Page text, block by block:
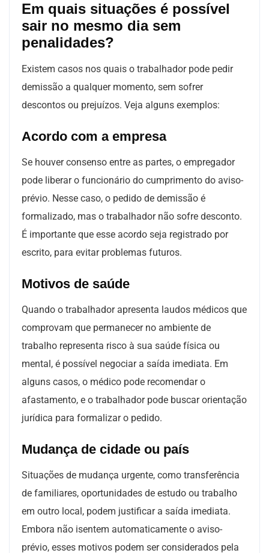
Em quais situações é possível
sair no mesmo dia sem
penalidades?
Existem casos nos quais o trabalhador pode pedir
demissão a qualquer momento, sem sofrer
descontos ou prejuízos. Veja alguns exemplos:
Acordo com a empresa
Se houver consenso entre as partes, o empregador
pode liberar o funcionário do cumprimento do aviso-
prévio. Nesse caso, o pedido de demissão é
formalizado, mas o trabalhador não sofre desconto.
É importante que esse acordo seja registrado por
escrito, para evitar problemas futuros.
Motivos de saúde
Quando o trabalhador apresenta laudos médicos que
comprovam que permanecer no ambiente de
trabalho representa risco à sua saúde física ou
mental, é possível negociar a saída imediata. Em
alguns casos, o médico pode recomendar o
afastamento, e o trabalhador pode buscar orientação
jurídica para formalizar o pedido.
Mudança de cidade ou país
Situações de mudança urgente, como transferência
de familiares, oportunidades de estudo ou trabalho
em outro local, podem justificar a saída imediata.
Embora não isentem automaticamente o aviso-
prévio, esses motivos podem ser considerados pela